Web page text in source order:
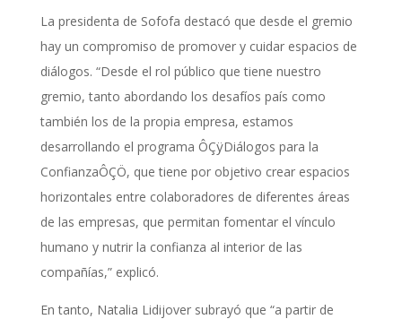
La presidenta de Sofofa destacó que desde el gremio
hay un compromiso de promover y cuidar espacios de
diálogos. “Desde el rol público que tiene nuestro
gremio, tanto abordando los desafíos país como
también los de la propia empresa, estamos
desarrollando el programa ÔÇÿDiálogos para la
ConfianzaÔÇÖ, que tiene por objetivo crear espacios
horizontales entre colaboradores de diferentes áreas
de las empresas, que permitan fomentar el vínculo
humano y nutrir la confianza al interior de las
compañías,” explicó.
En tanto, Natalia Lidijover subrayó que “a partir de